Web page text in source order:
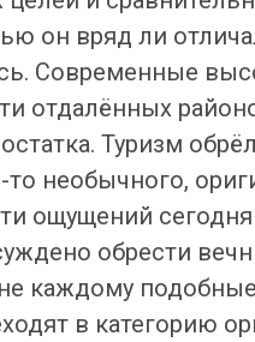
он вряд ли
Современные
отдалённых
Туризм
то необычного,
ощущений
обрести
каждому
в категорию